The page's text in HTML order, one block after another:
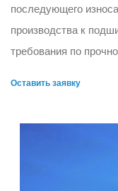
последующего
производства к
требования по
Оставить заявку